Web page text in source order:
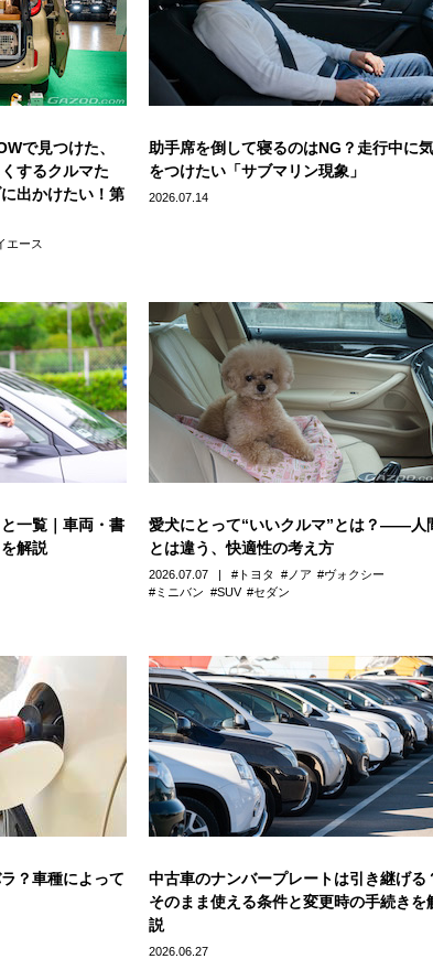
で見つけた、
するクルマた
出かけたい！第
エース
助手席を倒して寝るのはNG？走行中に気
をつけたい「サブマリン現象」
2026.07.14
一覧｜車両・書
解説
愛犬にとって“いいクルマ”とは？――人
とは違う、快適性の考え方
2026.07.07 トヨタ ノア
ヴォクシー
ミニバン
SUV セダン
？車種によって
中古車のナンバープレートは引き継げる
そのまま使える条件と変更時の手続きを
説
2026.06.27